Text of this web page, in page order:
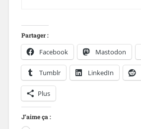
Partager :
Facebook Mastodon
Tumblr LinkedIn
Plus
J’aime ça :